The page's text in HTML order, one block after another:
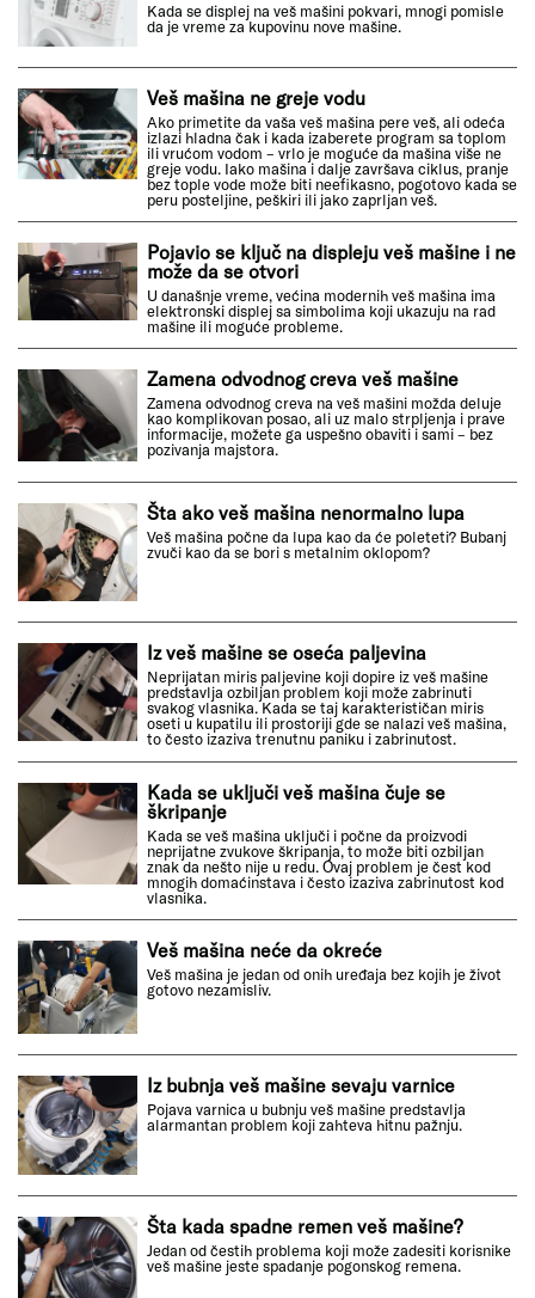
Kada se displej na veš mašini pokvari, mnogi pomisle
da je vreme za kupovinu nove mašine.
Veš mašina ne greje vodu
Ako primetite da vaša veš mašina pere veš, ali odeća
izlazi hladna čak i kada izaberete program sa toplom
ili vrućom vodom – vrlo je moguće da mašina više ne
greje vodu. Iako mašina i dalje završava ciklus, pranje
bez tople vode može biti neefikasno, pogotovo kada se
peru posteljine, peškiri ili jako zaprljan veš.
Pojavio se ključ na displeju veš mašine i ne
može da se otvori
U današnje vreme, većina modernih veš mašina ima
elektronski displej sa simbolima koji ukazuju na rad
mašine ili moguće probleme.
Zamena odvodnog creva veš mašine
Zamena odvodnog creva na veš mašini možda deluje
kao komplikovan posao, ali uz malo strpljenja i prave
informacije, možete ga uspešno obaviti i sami – bez
pozivanja majstora.
Šta ako veš mašina nenormalno lupa
Veš mašina počne da lupa kao da će poleteti? Bubanj
zvuči kao da se bori s metalnim oklopom?
Iz veš mašine se oseća paljevina
Neprijatan miris paljevine koji dopire iz veš mašine
predstavlja ozbiljan problem koji može zabrinuti
svakog vlasnika. Kada se taj karakterističan miris
oseti u kupatilu ili prostoriji gde se nalazi veš mašina,
to često izaziva trenutnu paniku i zabrinutost.
Kada se uključi veš mašina čuje se
škripanje
Kada se veš mašina uključi i počne da proizvodi
neprijatne zvukove škripanja, to može biti ozbiljan
znak da nešto nije u redu. Ovaj problem je čest kod
mnogih domaćinstava i često izaziva zabrinutost kod
vlasnika.
Veš mašina neće da okreće
Veš mašina je jedan od onih uređaja bez kojih je život
gotovo nezamisliv.
Iz bubnja veš mašine sevaju varnice
Pojava varnica u bubnju veš mašine predstavlja
alarmantan problem koji zahteva hitnu pažnju.
Šta kada spadne remen veš mašine?
Jedan od čestih problema koji može zadesiti korisnike
veš mašine jeste spadanje pogonskog remena.